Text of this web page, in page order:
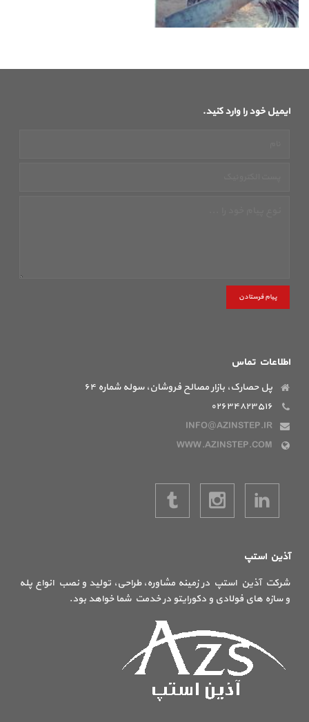
ایمیل خود را وارد کنید.
پیام فرستادن
اطلاعات تماس
پل حصارک، بازار مصالح فروشان، سوله شماره ۶۴
۰۲۶۳۴۸۲۳۵۱۶
INFO@AZINSTEP.IR
WWW.AZINSTEP.COM
آذین استپ
شرکت آذین استپ در زمینه مشاوره، طراحی، تولید و نصب انواع پله
و سازه های فولادی و دکورایتو در خدمت شما خواهد بود.